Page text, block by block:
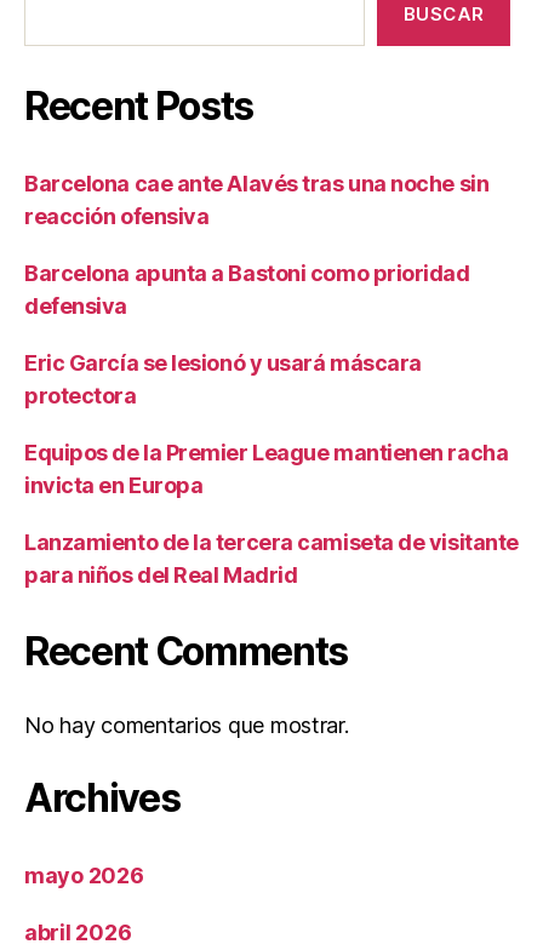
BUSCAR
Recent Posts
Barcelona cae ante Alavés tras una noche sin
reacción ofensiva
Barcelona apunta a Bastoni como prioridad
defensiva
Eric García se lesionó y usará máscara
protectora
Equipos de la Premier League mantienen racha
invicta en Europa
Lanzamiento de la tercera camiseta de visitante
para niños del Real Madrid
Recent Comments
No hay comentarios que mostrar.
Archives
mayo 2026
abril 2026